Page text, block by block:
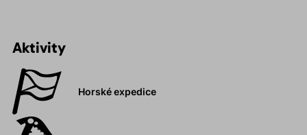
Aktivity
Horské expedice